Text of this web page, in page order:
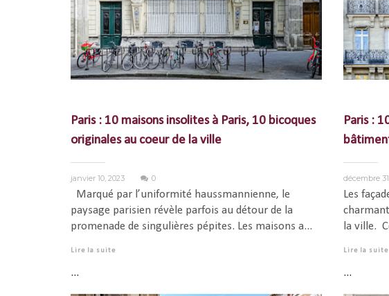
Paris : 10 maisons insolites à Paris, 10 bicoques
originales au coeur de la ville
janvier 10, 2023 0
Marqué par l’uniformité haussmannienne, le
paysage parisien révèle parfois au détour de la
promenade de singulières pépites. Les maisons a...
Lire la suite
...
Paris :
décembre
Les
la ville.
Lire la suite
...